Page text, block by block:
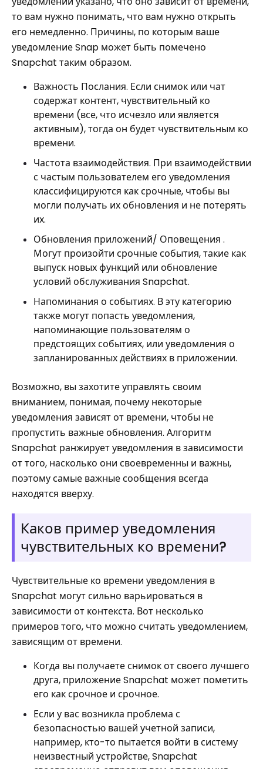
то вам нужно понимать, что вам нужно открыть
его немедленно. Причины, по которым ваше
уведомление Snap может быть помечено
Snapchat таким образом.
Важность Послания. Если снимок или чат
содержат контент, чувствительный ко
времени (все, что исчезло или является
активным), тогда он будет чувствительным ко
времени.
Частота взаимодействия. При взаимодействии
с частым пользователем его уведомления
классифицируются как срочные, чтобы вы
могли получать их обновления и не потерять
их.
Обновления приложений/ Оповещения .
Могут произойти срочные события, такие как
выпуск новых функций или обновление
условий обслуживания Snapchat.
Напоминания о событиях. В эту категорию
также могут попасть уведомления,
напоминающие пользователям о
предстоящих событиях, или уведомления о
запланированных действиях в приложении.
Возможно, вы захотите управлять своим
вниманием, понимая, почему некоторые
уведомления зависят от времени, чтобы не
пропустить важные обновления. Алгоритм
Snapchat ранжирует уведомления в зависимости
от того, насколько они своевременны и важны,
поэтому самые важные сообщения всегда
находятся вверху.
Каков пример уведомления
чувствительных ко времени?
Чувствительные ко времени уведомления в
Snapchat могут сильно варьироваться в
зависимости от контекста. Вот несколько
примеров того, что можно считать уведомлением,
зависящим от времени.
Когда вы получаете снимок от своего лучшего
друга, приложение Snapchat может пометить
его как срочное и срочное.
Если у вас возникла проблема с
безопасностью вашей учетной записи,
например, кто-то пытается войти в систему
неизвестный устройстве, Snapchat